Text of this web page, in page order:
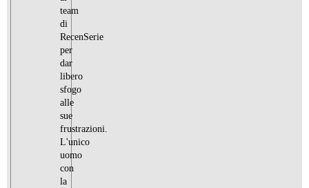
team
di
RecenSerie
per
dar
libero
sfogo
alle
sue
frustrazioni.
L'unico
uomo
con
la